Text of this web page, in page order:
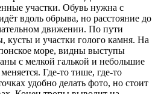
участки. Обувь нужна с
вдоль обрыва, но расстояние до
движении. По пути
кусты и участки голого камня. На
море, видны выступы
с мелкой галькой и небольшие
Где-то тише, где-то
удобно делать фото, но стоит